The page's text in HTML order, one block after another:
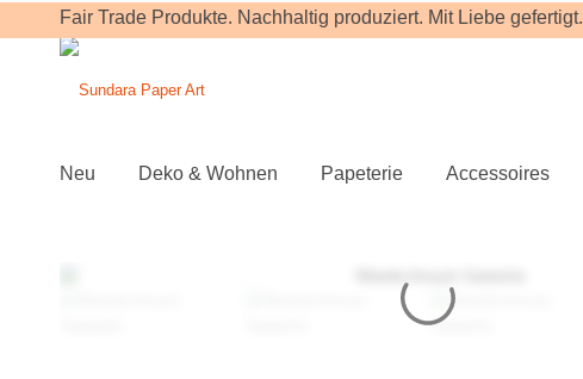
Fair Trade Produkte. Nachhaltig produziert. Mit Liebe gefertigt.
Neu Deko & Wohnen Papeterie Accessoires